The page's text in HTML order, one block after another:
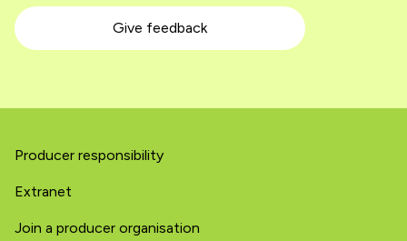
Give feedback
Producer responsibility
Extranet
Join a producer organisation